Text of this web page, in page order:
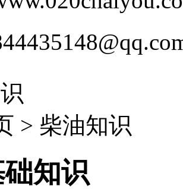
> 柴油知识
知识